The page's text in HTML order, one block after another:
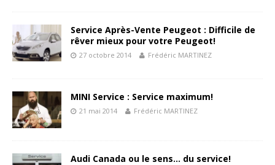
Service Après-Vente Peugeot : Difficile de
rêver mieux pour votre Peugeot!
27 octobre 2014 Frédéric MARTINEZ
MINI Service : Service maximum!
21 mai 2014 Frédéric MARTINEZ
Audi Canada ou le sens… du service!